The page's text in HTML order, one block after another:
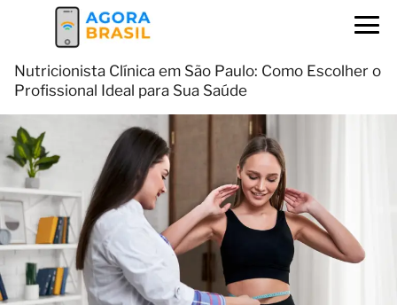
Nutricionista Clínica em São Paulo: Como Escolher o
Profissional Ideal para Sua Saúde